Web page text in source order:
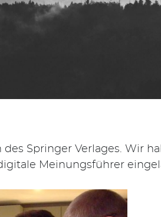
des Springer Verlages. Wir
Meinungsführer